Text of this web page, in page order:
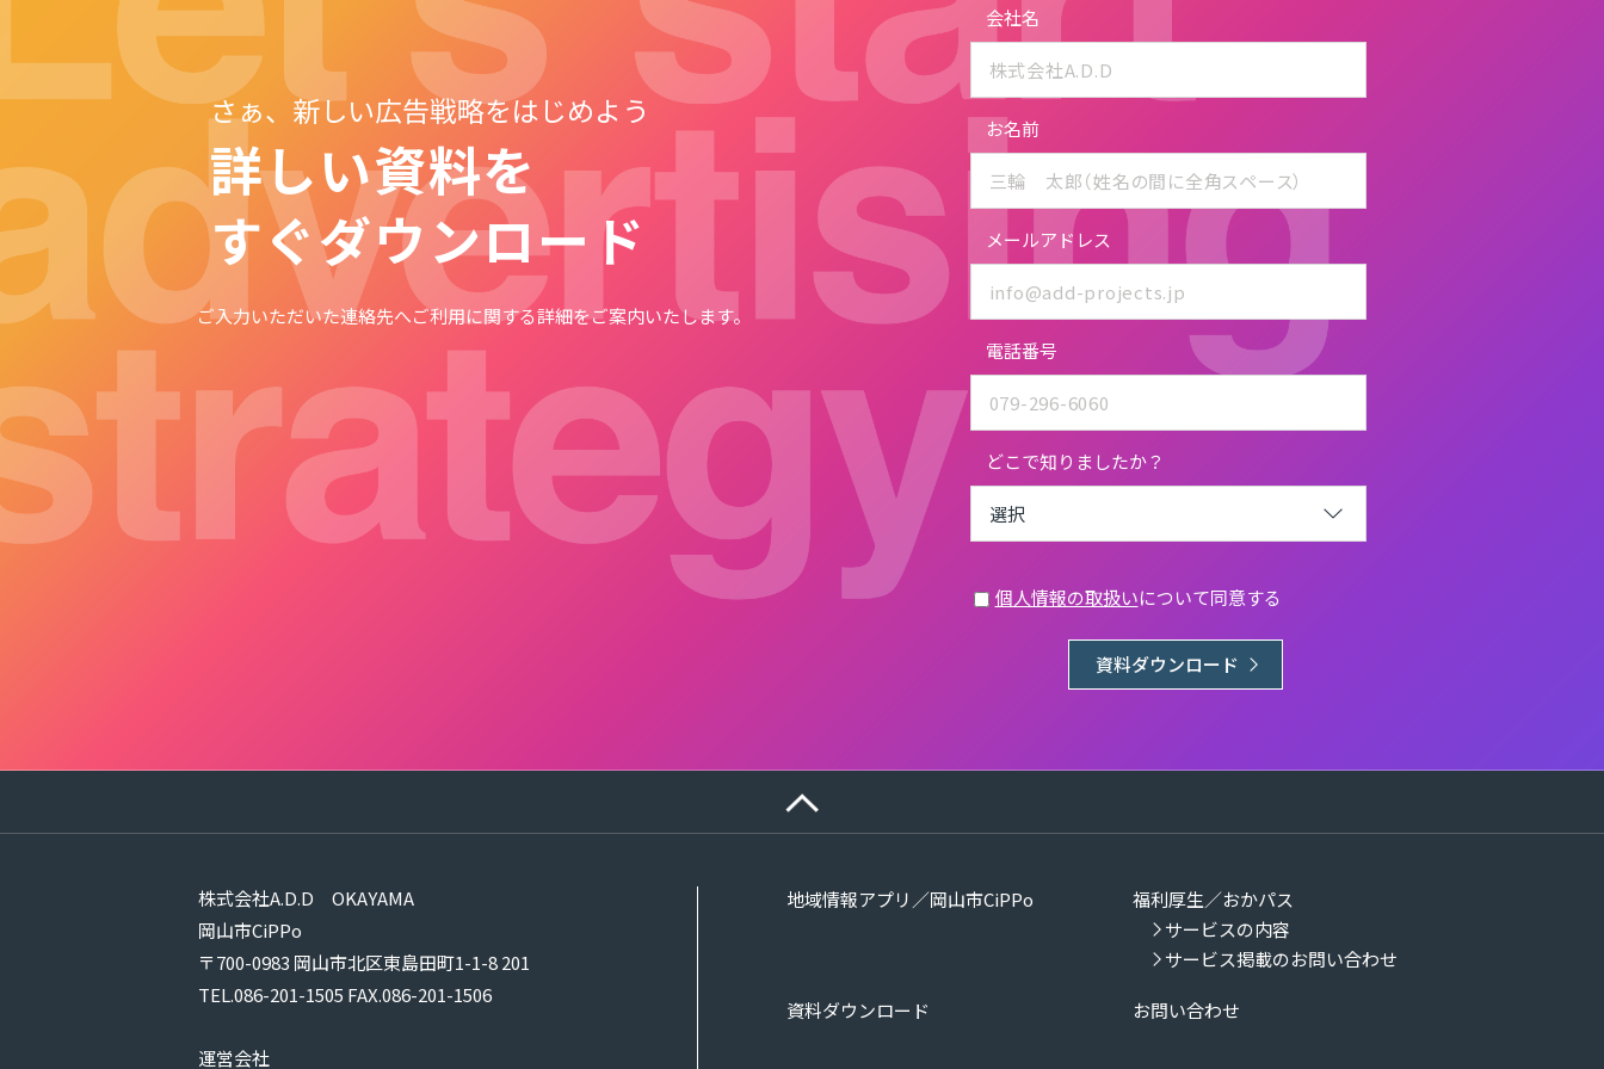
さぁ、新しい広告戦略をはじめよう
詳しい資料を
すぐダウンロード
ご入力いただいた連絡先へご利用に関する詳細をご案内いたします。
会社名
お名前
メールアドレス
電話番号
どこで知りましたか？
個人情報の取扱いについて同意する
資料ダウンロード
株式会社A.D.D OKAYAMA
岡山市CiPPo
〒700-0983 岡山市北区東島田町1-1-8 201
TEL.086-201-1505 FAX.086-201-1506
運営会社
地域情報アプリ／岡山市CiPPo
福利厚生／おかパス
サービスの内容
サービス掲載のお問い合わせ
資料ダウンロード お問い合わせ